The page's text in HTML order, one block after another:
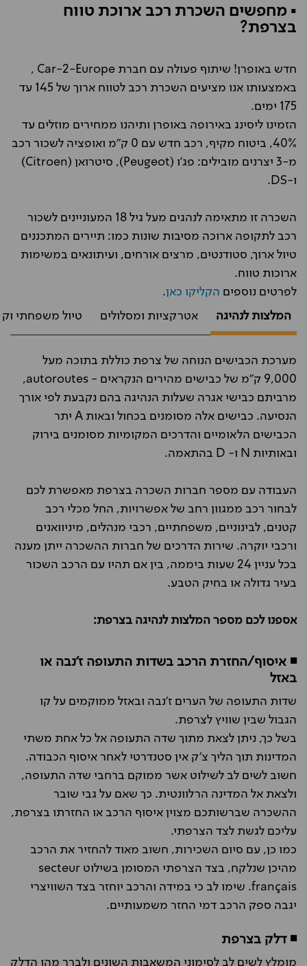
▪️ מחפשים השכרת רכב ארוכת טווח
בצרפת?
חדש באופרן! שיתוף פעולה עם חברת Car-2-Europe ,
באמצעותו אנו מציעים השכרת רכב לטווח ארוך של 145 עד
175 ימים.
הזמינו ליסינג באירופה באופרן ותיהנו ממחירים מוזלים עד
40%, ביטוח מקיף, רכב חדש עם 0 ק"מ ואופציה לשכור רכב
מ-3 יצרנים מובילים: פג'ו (Peugeot), סיטרואן (Citroen)
ו-DS.
השכרה זו מתאימה לנהגים מעל גיל 18 המעוניינים לשכור
רכב לתקופה ארוכה מסיבות שונות כמו: תיירים המתכננים
טיול ארוך, סטודנטים, מרצים אורחים, ועיתונאים במשימות
ארוכות טווח.
לפרטים נוספים הקליקו כאן.
המלצות לנהיגה
אטרקציות ומסלולים טיול משפחתי
מערכת הכבישים הנוחה של צרפת כוללת בתוכה מעל
9,000 ק"מ של כבישים מהירים הנקראים - autoroutes,
מרביתם כבישי אגרה שעלות הנהיגה בהם נקבעת לפי אורך
הנסיעה. כבישים אלה מסומנים בכחול ובאות A יתר
הכבישים הלאומיים והדרכים המקומיות מסומנים בירוק
ובאותיות N ו- D בהתאמה.
העבודה עם מספר חברות השכרה בצרפת מאפשרת לכם
לבחור רכב ממגוון רחב של אפשרויות, החל מכלי רכב
קטנים, לבינוניים, משפחתיים, רכבי מנהלים, מיניוואנים
ורכבי יוקרה. שירות הדרכים של חברות ההשכרה ייתן מענה
בכל עניין 24 שעות ביממה, בין אם תהיו עם הרכב השכור
בעיר גדולה או בחיק הטבע.
אספנו לכם מספר המלצות לנהיגה בצרפת:
◾ איסוף/החזרת הרכב בשדות התעופה ז'נבה או
באזל
שדות התעופה של הערים ז'נבה ובאזל ממוקמים על קו
הגבול שבין שוויץ לצרפת.
בשל כך, ניתן לצאת מתוך שדה התעופה אל כל אחת משתי
המדינות תוך הליך צ'ק אין סטנדרטי לאחר איסוף הכבודה.
חשוב לשים לב לשילוט אשר ממוקם ברחבי שדה התעופה,
ולצאת אל המדינה הרלוונטית. כך שאם על גבי שובר
ההשכרה שברשותכם מצוין איסוף הרכב או החזרתו בצרפת,
עליכם לגשת לצד הצרפתי.
כמו כן, עם סיום השכירות, חשוב מאוד להחזיר את הרכב
מהיכן שנלקח, בצד הצרפתי המסומן בשילוט secteur
français. שימו לב כי במידה והרכב יוחזר בצד השוויצרי
יגבה ספק הרכב דמי החזר משמעותיים.
◾ דלק בצרפת
מומלץ לשים לב לסימוני המשאבות השונים ולברר מהו הדלק